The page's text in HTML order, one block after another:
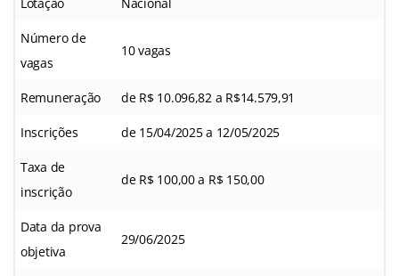
Número de
vagas
10 vagas
Remuneração de R$ 10.096,82 a R$14.579,91
Inscrições de 15/04/2025 a 12/05/2025
Taxa de
inscrição
de R$ 100,00 a R$ 150,00
Data da prova
objetiva
29/06/2025